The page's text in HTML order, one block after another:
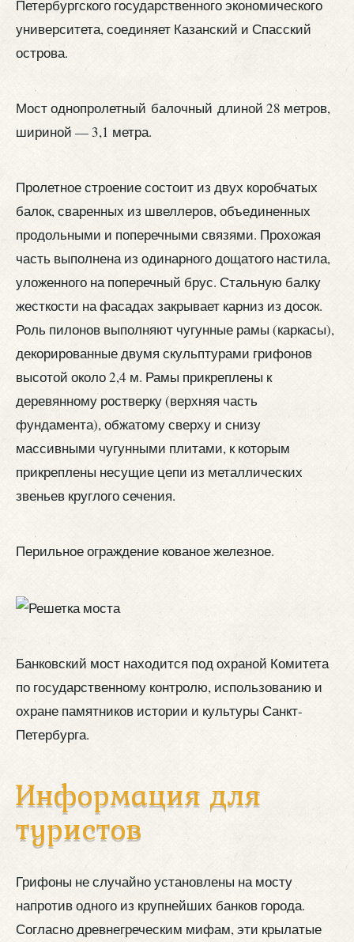
Петербургского государственного экономического
университета, соединяет Казанский и Спасский
острова.
Мост однопролетный балочный длиной 28 метров,
шириной — 3,1 метра.
Пролетное строение состоит из двух коробчатых
балок, сваренных из швеллеров, объединенных
продольными и поперечными связями. Прохожая
часть выполнена из одинарного дощатого настила,
уложенного на поперечный брус. Стальную балку
жесткости на фасадах закрывает карниз из досок.
Роль пилонов выполняют чугунные рамы (каркасы),
декорированные двумя скульптурами грифонов
высотой около 2,4 м. Рамы прикреплены к
деревянному ростверку (верхняя часть
фундамента), обжатому сверху и снизу
массивными чугунными плитами, к которым
прикреплены несущие цепи из металлических
звеньев круглого сечения.
Перильное ограждение кованое железное.
Банковский мост находится под охраной Комитета
по государственному контролю, использованию и
охране памятников истории и культуры Санкт-
Петербурга.
Информация для
туристов
Грифоны не случайно установлены на мосту
напротив одного из крупнейших банков города.
Согласно древнегреческим мифам, эти крылатые